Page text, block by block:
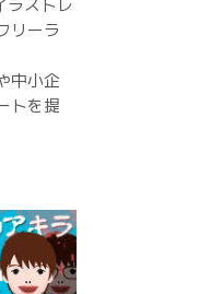
リーラ
中小企
トを提